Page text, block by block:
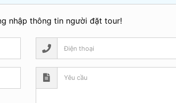
nhập thông tin người đặt tour!